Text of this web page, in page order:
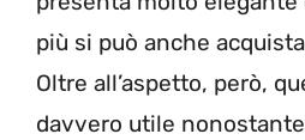
più si può anche
Oltre all’aspetto, però,
davvero utile